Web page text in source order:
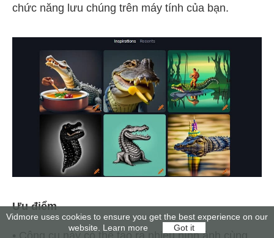
chức năng lưu chúng trên máy tính của bạn.
Ưu điểm
• Công cụ này có thể tạo ra nhiều hình ảnh cùng
Vidmore uses cookies to ensure you get the best experience on our
website. Learn more Got it